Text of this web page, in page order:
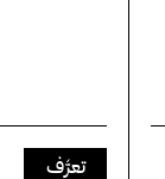
تعرَّف